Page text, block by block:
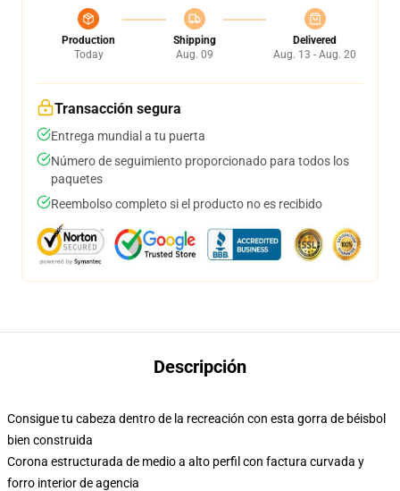
Production
Today
Shipping
Aug. 09
Delivered
Aug. 13 - Aug. 20
Transacción segura
Entrega mundial a tu puerta
Número de seguimiento proporcionado para todos los
paquetes
Reembolso completo si el producto no es recibido
Descripción
Consigue tu cabeza dentro de la recreación con esta gorra de béisbol
bien construida
Corona estructurada de medio a alto perfil con factura curvada y
forro interior de agencia